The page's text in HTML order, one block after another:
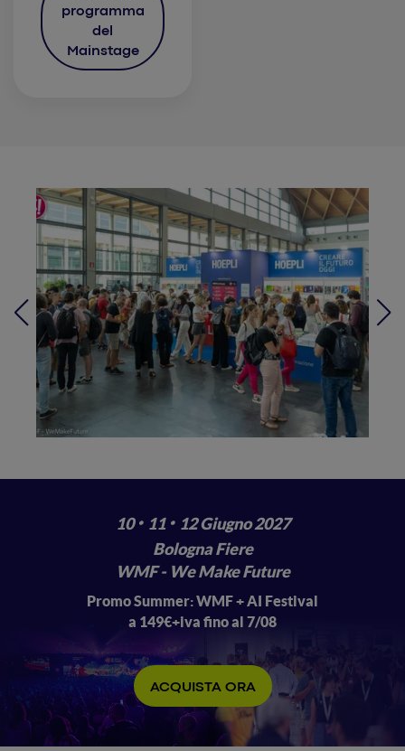
programma
del
Mainstage
10· 11 · 12 Giugno 2027
Bologna Fiere
WMF - We Make Future
Promo Summer: WMF + AI Festival
a 149€+iva fino al 7/08
ACQUISTA ORA